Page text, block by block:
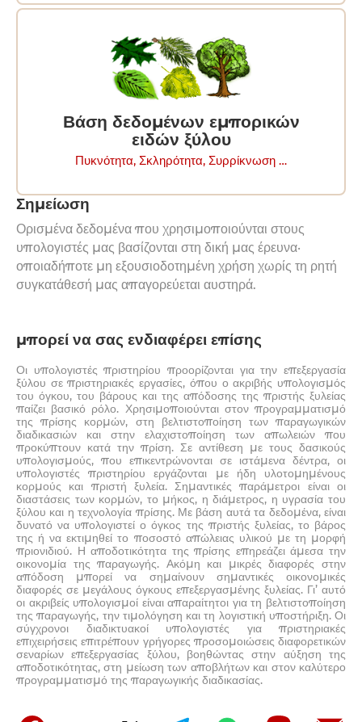
Οι υπολογιστές πριστηρίου προορίζονται για την επεξεργασία
ξύλου σε πριστηριακές εργασίες, όπου ο ακριβής υπολογισμός
του όγκου, του βάρους και της απόδοσης της πριστής ξυλείας
παίζει βασικό ρόλο. Χρησιμοποιούνται στον προγραμματισμό
της πρίσης κορμών, στη βελτιστοποίηση των παραγωγικών
διαδικασιών και στην ελαχιστοποίηση των απωλειών που
προκύπτουν κατά την πρίση. Σε αντίθεση με τους δασικούς
υπολογισμούς, που επικεντρώνονται σε ιστάμενα δέντρα, οι
υπολογιστές πριστηρίου εργάζονται με ήδη υλοτομημένους
κορμούς και πριστή ξυλεία. Σημαντικές παράμετροι είναι οι
διαστάσεις των κορμών, το μήκος, η διάμετρος, η υγρασία του
ξύλου και η τεχνολογία πρίσης. Με βάση αυτά τα δεδομένα, είναι
δυνατό να υπολογιστεί ο όγκος της πριστής ξυλείας, το βάρος
της ή να εκτιμηθεί το ποσοστό απώλειας υλικού με τη μορφή
πριονιδιού. Η αποδοτικότητα της πρίσης επηρεάζει άμεσα την
οικονομία της παραγωγής. Ακόμη και μικρές διαφορές στην
απόδοση μπορεί να σημαίνουν σημαντικές οικονομικές
διαφορές σε μεγάλους όγκους επεξεργασμένης ξυλείας. Γι’ αυτό
οι ακριβείς υπολογισμοί είναι απαραίτητοι για τη βελτιστοποίηση
της παραγωγής, την τιμολόγηση και τη λογιστική υποστήριξη. Οι
σύγχρονοι διαδικτυακοί υπολογιστές για πριστηριακές
επιχειρήσεις επιτρέπουν γρήγορες προσομοιώσεις διαφορετικών
σεναρίων επεξεργασίας ξύλου, βοηθώντας στην αύξηση της
αποδοτικότητας, στη μείωση των αποβλήτων και στον καλύτερο
προγραμματισμό της παραγωγικής διαδικασίας.
Βάση δεδομένων εμπορικών
ειδών ξύλου
Πυκνότητα, Σκληρότητα, Συρρίκνωση …
Σημείωση
Ορισμένα δεδομένα που χρησιμοποιούνται στους
υπολογιστές μας βασίζονται στη δική μας έρευνα·
οποιαδήποτε μη εξουσιοδοτημένη χρήση χωρίς τη ρητή
συγκατάθεσή μας απαγορεύεται αυστηρά.
μπορεί να σας ενδιαφέρει επίσης